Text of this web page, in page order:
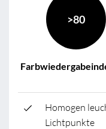
>80
Homogen
Lichtpunkte